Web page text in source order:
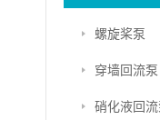
螺旋桨泵
穿墙回流泵
硝化液回流